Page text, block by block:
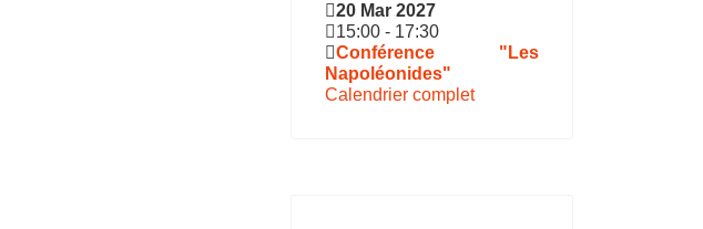
20 Mar 2027
15:00 - 17:30
Conférence "Les
Napoléonides"
Calendrier complet